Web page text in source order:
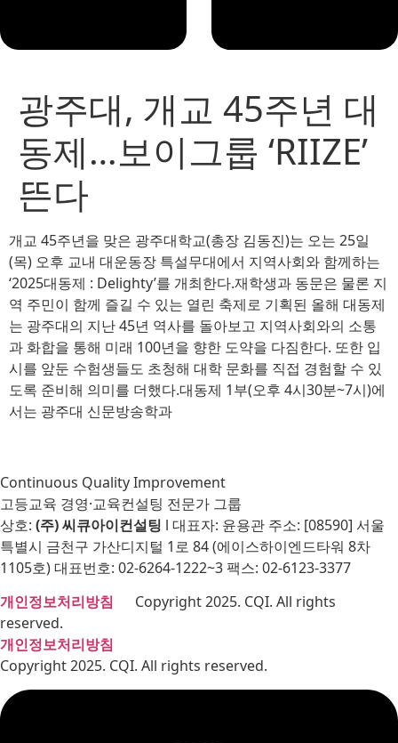
광주대, 개교 45주년 대
동제…보이그룹 ‘RIIZE’
뜬다
개교 45주년을 맞은 광주대학교(총장 김동진)는 오는 25일
(목) 오후 교내 대운동장 특설무대에서 지역사회와 함께하는
‘2025대동제 : Delighty’를 개최한다.재학생과 동문은 물론 지
역 주민이 함께 즐길 수 있는 열린 축제로 기획된 올해 대동제
는 광주대의 지난 45년 역사를 돌아보고 지역사회와의 소통
과 화합을 통해 미래 100년을 향한 도약을 다짐한다. 또한 입
시를 앞둔 수험생들도 초청해 대학 문화를 직접 경험할 수 있
도록 준비해 의미를 더했다.대동제 1부(오후 4시30분~7시)에
서는 광주대 신문방송학과
Continuous Quality Improvement
고등교육 경영·교육컨설팅 전문가 그룹
상호: (주) 씨큐아이컨설팅 l 대표자: 윤용관 주소: [08590] 서울
특별시 금천구 가산디지털 1로 84 (에이스하이엔드타워 8차
1105호) 대표번호: 02-6264-1222~3 팩스: 02-6123-3377
개인정보처리방침 Copyright 2025. CQI. All rights
reserved.
개인정보처리방침
Copyright 2025. CQI. All rights reserved.